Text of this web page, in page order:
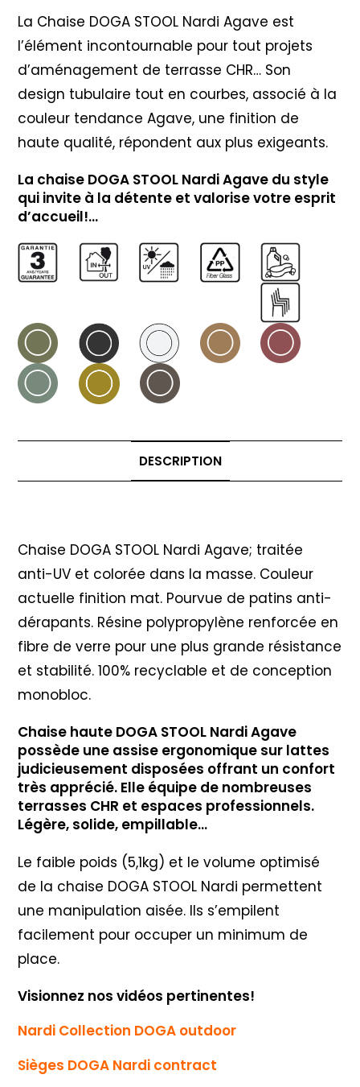
La Chaise DOGA STOOL Nardi Agave est
l’élément incontournable pour tout projets
d’aménagement de terrasse CHR… Son
design tubulaire tout en courbes, associé à la
couleur tendance Agave, une finition de
haute qualité, répondent aux plus exigeants.
La chaise DOGA STOOL Nardi Agave du style
qui invite à la détente et valorise votre esprit
d’accueil!…
DESCRIPTION
Chaise DOGA STOOL Nardi Agave; traitée
anti-UV et colorée dans la masse. Couleur
actuelle finition mat. Pourvue de patins anti-
dérapants. Résine polypropylène renforcée en
fibre de verre pour une plus grande résistance
et stabilité. 100% recyclable et de conception
monobloc.
Chaise haute DOGA STOOL Nardi Agave
possède une assise ergonomique sur lattes
judicieusement disposées offrant un confort
très apprécié. Elle équipe de nombreuses
terrasses CHR et espaces professionnels.
Légère, solide, empillable…
Le faible poids (5,1kg) et le volume optimisé
de la chaise DOGA STOOL Nardi permettent
une manipulation aisée. Ils s’empilent
facilement pour occuper un minimum de
place.
Visionnez nos vidéos pertinentes!
Nardi Collection DOGA outdoor
Sièges DOGA Nardi contract